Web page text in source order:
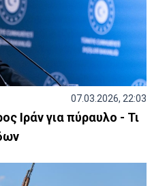
07.03.2026, 22:03
Ιράν για πύραυλο - Τι